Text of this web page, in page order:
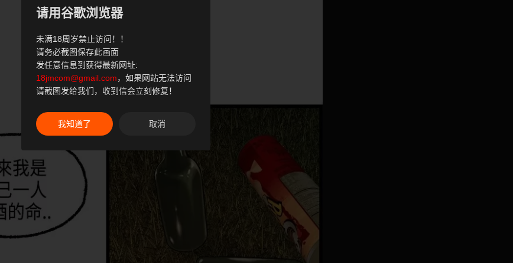
请用谷歌浏览器
未满18周岁禁止访问！！
请务必截图保存此画面
发任意信息到获得最新网址:
18jmcom@gmail.com，如果网站无法访问
请截图发给我们，收到信会立刻修复！
我知道了 取消